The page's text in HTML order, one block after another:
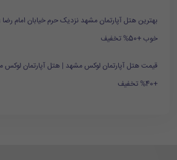
خوب +50% تخفیف
قیمت هتل آپارتمان لوکس مشهد | هتل آپارتمان لوکس
+40% تخفیف